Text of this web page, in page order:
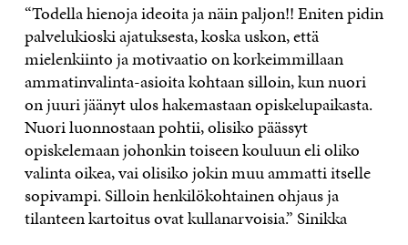
“Todella hienoja ideoita ja näin paljon!! Eniten pidin
palvelukioski ajatuksesta, koska uskon, että
mielenkiinto ja motivaatio on korkeimmillaan
ammatinvalinta-asioita kohtaan silloin, kun nuori
on juuri jäänyt ulos hakemastaan opiskelupaikasta.
Nuori luonnostaan pohtii, olisiko päässyt
opiskelemaan johonkin toiseen kouluun eli oliko
valinta oikea, vai olisiko jokin muu ammatti itselle
sopivampi. Silloin henkilökohtainen ohjaus ja
tilanteen kartoitus ovat kullanarvoisia.” Sinikka